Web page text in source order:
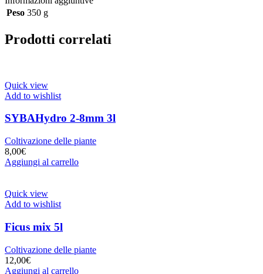
Peso 350 g
Prodotti correlati
Quick view
Add to wishlist
SYBAHydro 2-8mm 3l
Coltivazione delle piante
8,00€
Aggiungi al carrello
Quick view
Add to wishlist
Ficus mix 5l
Coltivazione delle piante
12,00€
Aggiungi al carrello